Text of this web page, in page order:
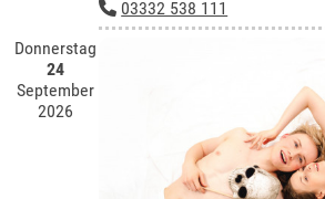
03332 538 111
Donnerstag
24
September
2026